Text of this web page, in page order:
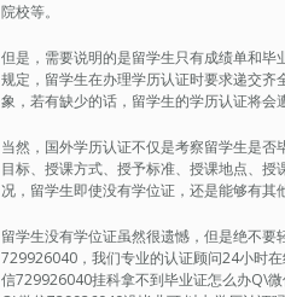
院校等。
但是，需要说明的是留学生只有成绩单和
规定，留学生在办理学历认证时要求递交
象，若有缺少的话，留学生的学历认证将会
当然，国外学历认证不仅是考察留学生是
目标、授课方式、授予标准、授课地点、
况，留学生即使没有学位证，还是能够有其
留学生没有学位证虽然很遗憾，但是绝不
729926040，我们专业的认证顾问24小时
信729926040挂科拿不到毕业证怎么办Q\